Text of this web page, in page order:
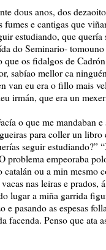
dous anos, dos
e cantigas que
estudiando, que
do Seminario-
os fidalgos de
sabíao mellor ca
van eu era o fillo mais
irmán, que era un
o que me mandaban
para coller un
seguir estudiando?”
problema empeoraba
ou a min mesmo
nas leiras e prados,
lugar a miña garrida
e pasando as espesas
Penso que ata